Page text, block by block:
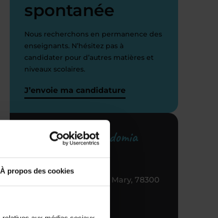
À propos des cookies
spontanée
Nous recherchons en permanence des
enseignants. N’hésitez pas à
candidater pour d’autres matières et
niveaux scolaires.
J’envoie ma candidature
Votre centre Acadomia
référent
4 RUE Jean Claude Mary, 78300
01 30 06 59 25